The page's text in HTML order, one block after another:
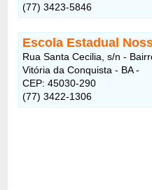
(77) 3423-5846
Escola Estadual
Rua Santa Cecilia, s/n -
Vitória da Conquista - BA -
CEP: 45030-290
(77) 3422-1306